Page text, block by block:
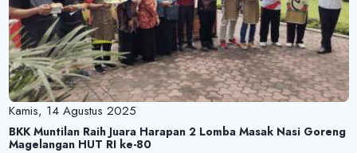
Kamis, 14 Agustus 2025
BKK Muntilan Raih Juara Harapan 2 Lomba Masak Nasi Goreng
Magelangan HUT RI ke-80